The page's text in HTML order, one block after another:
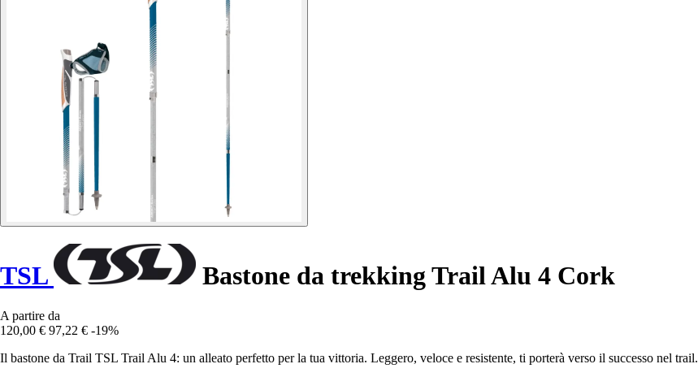
TSL Bastone da trekking Trail Alu 4 Cork
A partire da
120,00 € 97,22 € -19%
Il bastone da Trail TSL Trail Alu 4: un alleato perfetto per la tua vittoria. Leggero, veloce e resistente, ti porterà verso il successo nel trail.